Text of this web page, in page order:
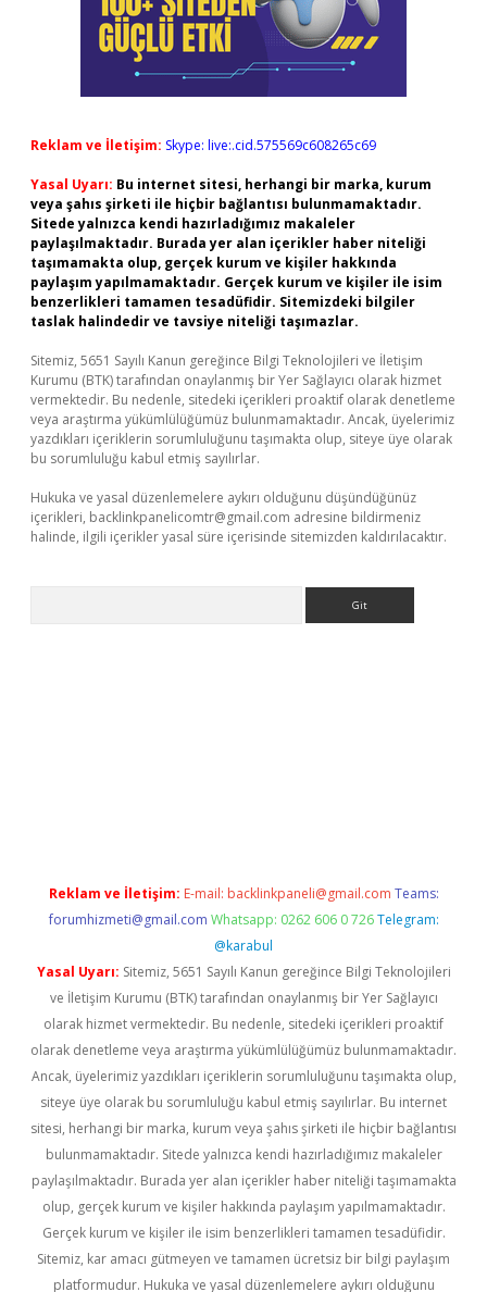
Reklam ve İletişim: Skype: live:.cid.575569c608265c69
Yasal Uyarı: Bu internet sitesi, herhangi bir marka, kurum
veya şahıs şirketi ile hiçbir bağlantısı bulunmamaktadır.
Sitede yalnızca kendi hazırladığımız makaleler
paylaşılmaktadır. Burada yer alan içerikler haber niteliği
taşımamakta olup, gerçek kurum ve kişiler hakkında
paylaşım yapılmamaktadır. Gerçek kurum ve kişiler ile isim
benzerlikleri tamamen tesadüfidir. Sitemizdeki bilgiler
taslak halindedir ve tavsiye niteliği taşımazlar.
Sitemiz, 5651 Sayılı Kanun gereğince Bilgi Teknolojileri ve İletişim
Kurumu (BTK) tarafından onaylanmış bir Yer Sağlayıcı olarak hizmet
vermektedir. Bu nedenle, sitedeki içerikleri proaktif olarak denetleme
veya araştırma yükümlülüğümüz bulunmamaktadır. Ancak, üyelerimiz
yazdıkları içeriklerin sorumluluğunu taşımakta olup, siteye üye olarak
bu sorumluluğu kabul etmiş sayılırlar.
Hukuka ve yasal düzenlemelere aykırı olduğunu düşündüğünüz
içerikleri, backlinkpanelicomtr@gmail.com adresine bildirmeniz
halinde, ilgili içerikler yasal süre içerisinde sitemizden kaldırılacaktır.
Reklam ve İletişim: E-mail: backlinkpaneli@gmail.com Teams:
forumhizmeti@gmail.com Whatsapp: 0262 606 0 726 Telegram:
@karabul
Yasal Uyarı: Sitemiz, 5651 Sayılı Kanun gereğince Bilgi Teknolojileri
ve İletişim Kurumu (BTK) tarafından onaylanmış bir Yer Sağlayıcı
olarak hizmet vermektedir. Bu nedenle, sitedeki içerikleri proaktif
olarak denetleme veya araştırma yükümlülüğümüz bulunmamaktadır.
Ancak, üyelerimiz yazdıkları içeriklerin sorumluluğunu taşımakta olup,
siteye üye olarak bu sorumluluğu kabul etmiş sayılırlar. Bu internet
sitesi, herhangi bir marka, kurum veya şahıs şirketi ile hiçbir bağlantısı
bulunmamaktadır. Sitede yalnızca kendi hazırladığımız makaleler
paylaşılmaktadır. Burada yer alan içerikler haber niteliği taşımamakta
olup, gerçek kurum ve kişiler hakkında paylaşım yapılmamaktadır.
Gerçek kurum ve kişiler ile isim benzerlikleri tamamen tesadüfidir.
Sitemiz, kar amacı gütmeyen ve tamamen ücretsiz bir bilgi paylaşım
platformudur. Hukuka ve yasal düzenlemelere aykırı olduğunu